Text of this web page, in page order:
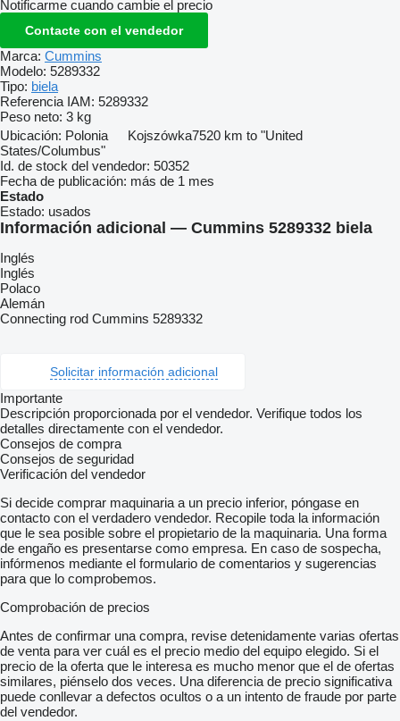
Notificarme cuando cambie el precio
Contacte con el vendedor
Marca: Cummins
Modelo: 5289332
Tipo: biela
Referencia IAM: 5289332
Peso neto: 3 kg
Ubicación: Polonia Kojszówka7520 km to "United
States/Columbus"
Id. de stock del vendedor: 50352
Fecha de publicación: más de 1 mes
Estado
Estado: usados
Información adicional — Cummins 5289332 biela
Inglés
Inglés
Polaco
Alemán
Connecting rod Cummins 5289332
Solicitar información adicional
Importante
Descripción proporcionada por el vendedor. Verifique todos los
detalles directamente con el vendedor.
Consejos de compra
Consejos de seguridad
Verificación del vendedor
Si decide comprar maquinaria a un precio inferior, póngase en
contacto con el verdadero vendedor. Recopile toda la información
que le sea posible sobre el propietario de la maquinaria. Una forma
de engaño es presentarse como empresa. En caso de sospecha,
infórmenos mediante el formulario de comentarios y sugerencias
para que lo comprobemos.
Comprobación de precios
Antes de confirmar una compra, revise detenidamente varias ofertas
de venta para ver cuál es el precio medio del equipo elegido. Si el
precio de la oferta que le interesa es mucho menor que el de ofertas
similares, piénselo dos veces. Una diferencia de precio significativa
puede conllevar a defectos ocultos o a un intento de fraude por parte
del vendedor.